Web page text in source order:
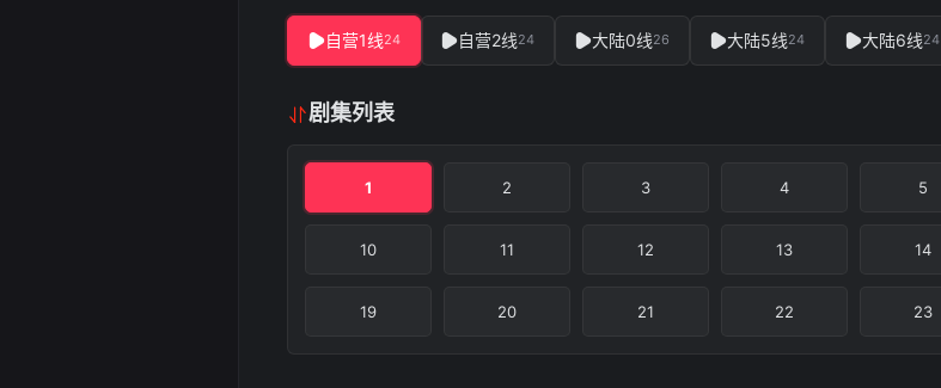
自营1线24 自营2线24 大陆0线26 大陆5线24 大陆6线24
剧集列表
1 2 3 4 5
10 11 12 13 14
19 20 21 22 23